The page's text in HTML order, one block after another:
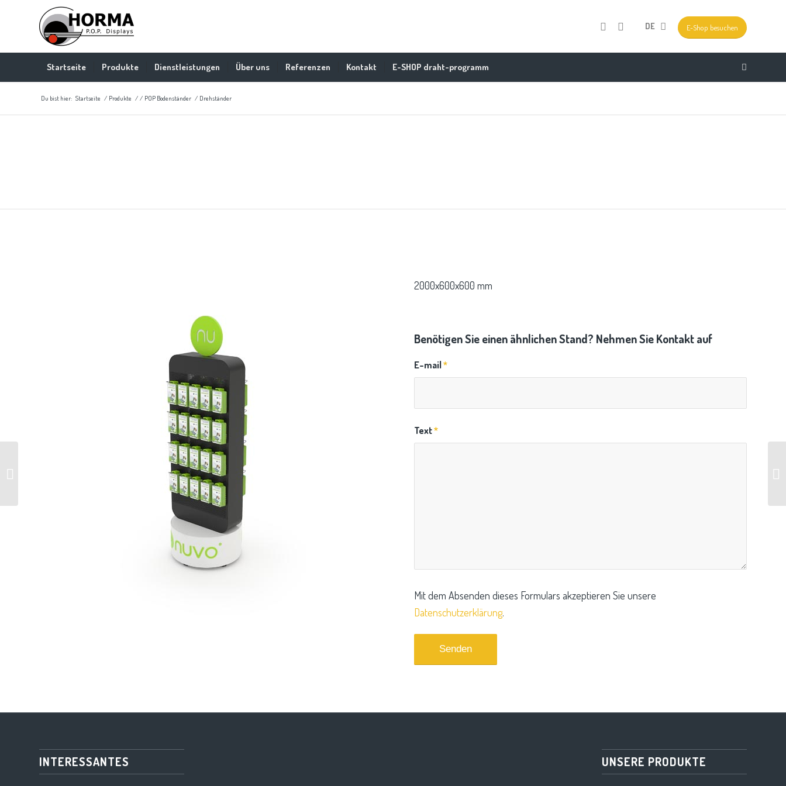
E-Shop besuchen
DE
Startseite Produkte Dienstleistungen Über uns Referenzen Kontakt E-SHOP draht-programm
Du bist hier: Startseite / Produkte / / POP Bodenständer / Drehständer
2000x600x600 mm
Benötigen Sie einen ähnlichen Stand? Nehmen Sie Kontakt auf
E-mail*
Text*
Mit dem Absenden dieses Formulars akzeptieren Sie unsere
Datenschutzerklärung.
INTERESSANTES UNSERE PRODUKTE